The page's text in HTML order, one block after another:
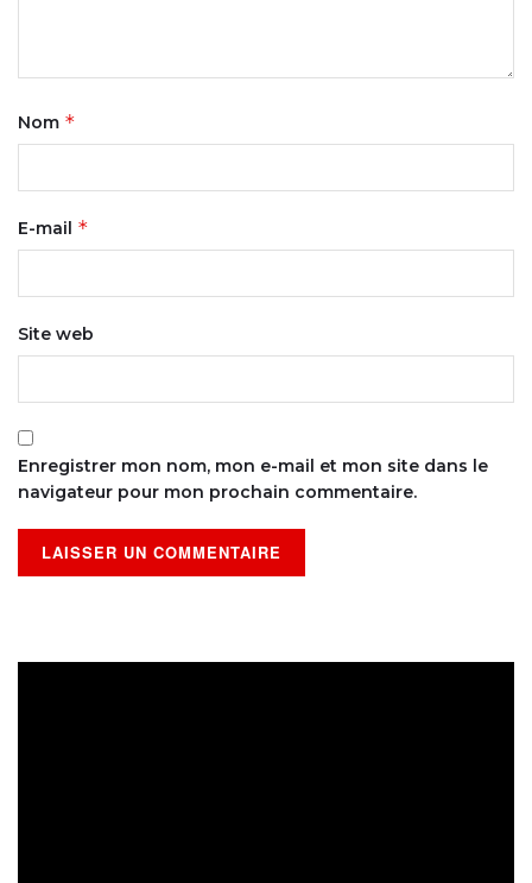
Nom *
E-mail *
Site web
Enregistrer mon nom, mon e-mail et mon site dans le
navigateur pour mon prochain commentaire.